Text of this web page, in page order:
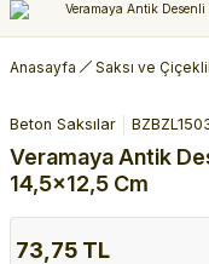
Anasayfa Saksı ve
Beton Saksılar
Veramaya Antik
14,5x12,5 Cm
73,75 TL